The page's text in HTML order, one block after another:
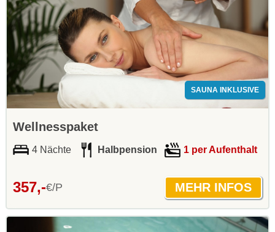
SAUNA INKLUSIVE
Wellnesspaket
4 Nächte Halbpension 1 per Aufenthalt
357,-€/P